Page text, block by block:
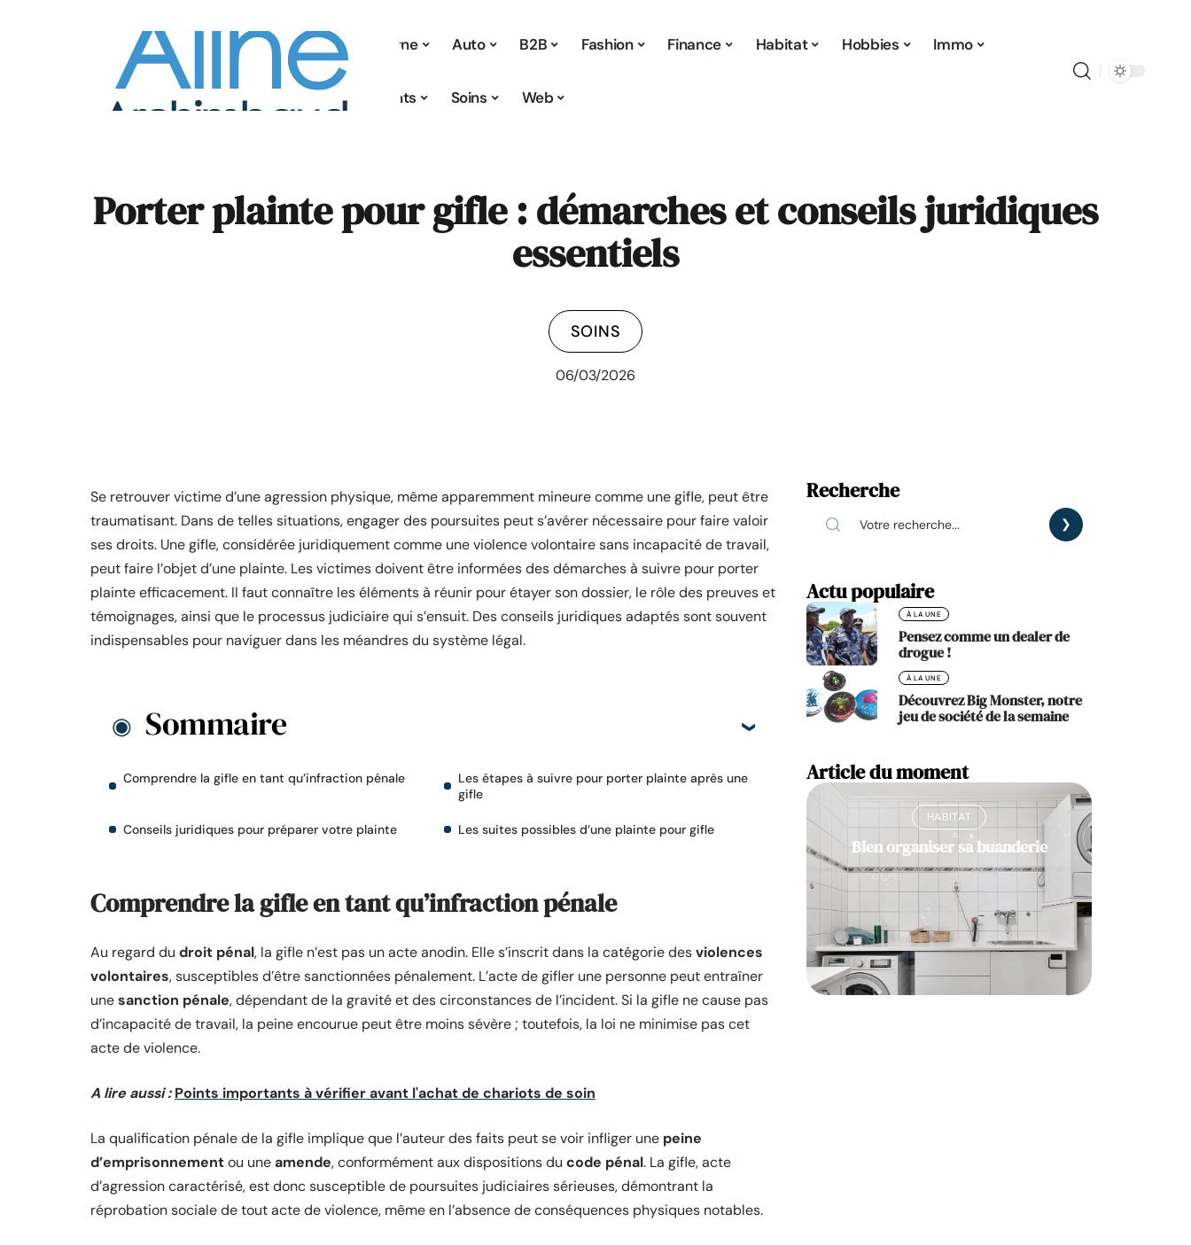
À la une Auto B2B Fashion Finance Habitat Hobbies Immo
Parents Soins Web
Porter plainte pour gifle : démarches et conseils juridiques
essentiels
SOINS
06/03/2026
Se retrouver victime d’une agression physique, même apparemment mineure comme une gifle, peut être
traumatisant. Dans de telles situations, engager des poursuites peut s’avérer nécessaire pour faire valoir
ses droits. Une gifle, considérée juridiquement comme une violence volontaire sans incapacité de travail,
peut faire l’objet d’une plainte. Les victimes doivent être informées des démarches à suivre pour porter
plainte efficacement. Il faut connaître les éléments à réunir pour étayer son dossier, le rôle des preuves et
témoignages, ainsi que le processus judiciaire qui s’ensuit. Des conseils juridiques adaptés sont souvent
indispensables pour naviguer dans les méandres du système légal.
Sommaire
Comprendre la gifle en tant qu’infraction pénale
Les étapes à suivre pour porter plainte après une
gifle
Conseils juridiques pour préparer votre plainte Les suites possibles d’une plainte pour gifle
Comprendre la gifle en tant qu’infraction pénale
Au regard du droit pénal, la gifle n’est pas un acte anodin. Elle s’inscrit dans la catégorie desviolences
volontaires, susceptibles d’être sanctionnées pénalement. L’acte de gifler une personne peut entraîner
unesanction pénale, dépendant de la gravité et des circonstances de l’incident. Si la gifle ne cause pas
d’incapacité de travail, la peine encourue peut être moins sévère ; toutefois, la loi ne minimise pas cet
acte de violence.
A lire aussi : Points importants à vérifier avant l'achat de chariots de soin
La qualification pénale de la gifle implique que l’auteur des faits peut se voir infliger une peine
d’emprisonnementou uneamende, conformément aux dispositions du code pénal. La gifle, acte
d’agression caractérisé, est donc susceptible de poursuites judiciaires sérieuses, démontrant la
réprobation sociale de tout acte de violence, même en l’absence de conséquences physiques notables.
Recherche
Actu populaire
À LA UNE
Pensez comme un dealer de
drogue !
À LA UNE
Découvrez Big Monster, notre
jeu de société de la semaine
Article du moment
HABITAT
Bien organiser sa buanderie